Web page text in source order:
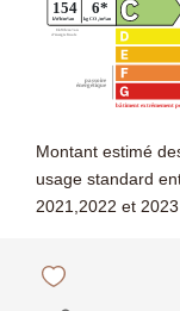
Montant estimé
usage standard
2021,2022 et